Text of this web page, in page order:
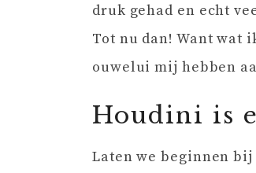
druk gehad en echt
Tot nu dan! Want wat
ouwelui mij hebben
Houdini is
Laten we beginnen